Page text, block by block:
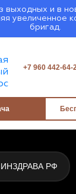
выходных и в
увеличенное
бригад.
+7 960 442-64-
РФ